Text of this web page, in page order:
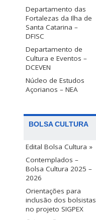
Departamento das
Fortalezas da Ilha de
Santa Catarina –
DFISC
Departamento de
Cultura e Eventos –
DCEVEN
Núcleo de Estudos
Açorianos – NEA
BOLSA CULTURA
Edital Bolsa Cultura »
Contemplados –
Bolsa Cultura 2025 –
2026
Orientações para
inclusão dos bolsistas
no projeto SIGPEX